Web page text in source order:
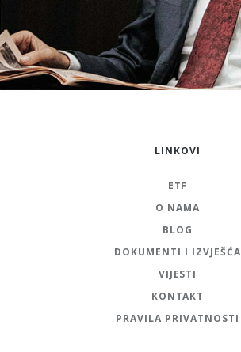
LINKOVI
ETF
O NAMA
BLOG
DOKUMENTI I IZVJEŠĆA
VIJESTI
KONTAKT
PRAVILA PRIVATNOSTI